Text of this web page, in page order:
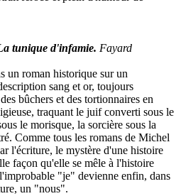
tunique d'infamie. Fayard
un roman historique sur un
sang et or, toujours
bûchers et des tortionnaires en
traquant le juif converti sous le
le morisque, la sorcière sous la
Comme tous les romans de Michel
l'écriture, le mystère d'une histoire
façon qu'elle se mêle à l'histoire
"je" devienne enfin, dans
un "nous".